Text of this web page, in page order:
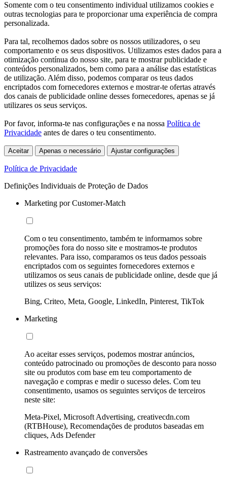
Somente com o teu consentimento individual utilizamos cookies e
outras tecnologias para te proporcionar uma experiência de compra
personalizada.
Para tal, recolhemos dados sobre os nossos utilizadores, o seu
comportamento e os seus dispositivos. Utilizamos estes dados para a
otimização contínua do nosso site, para te mostrar publicidade e
conteúdos personalizados, bem como para a análise das estatísticas
de utilização. Além disso, podemos comparar os teus dados
encriptados com fornecedores externos e mostrar-te ofertas através
dos canais de publicidade online desses fornecedores, apenas se já
utilizares os seus serviços.
Por favor, informa-te nas configurações e na nossa Política de
Privacidade antes de dares o teu consentimento.
Aceitar Apenas o necessário Ajustar configurações
Política de Privacidade
Definições Individuais de Proteção de Dados
Marketing por Customer-Match
Com o teu consentimento, também te informamos sobre
promoções fora do nosso site e mostramos-te produtos
relevantes. Para isso, comparamos os teus dados pessoais
encriptados com os seguintes fornecedores externos e
utilizamos os seus canais de publicidade online, desde que já
utilizes os seus serviços:
Bing, Criteo, Meta, Google, LinkedIn, Pinterest, TikTok
Marketing
Ao aceitar esses serviços, podemos mostrar anúncios,
conteúdo patrocinado ou promoções de desconto para nosso
site ou produtos com base em teu comportamento de
navegação e compras e medir o sucesso deles. Com teu
consentimento, usamos os seguintes serviços de terceiros
neste site:
Meta-Pixel, Microsoft Advertising, creativecdn.com
(RTBHouse), Recomendações de produtos baseadas em
cliques, Ads Defender
Rastreamento avançado de conversões